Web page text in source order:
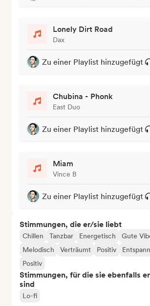
Lonely Dirt Road
Dax
Zu einer Playlist hinzugefügt
Chubina - Phonk
East Duo
Zu einer Playlist hinzugefügt
Miam
Vince B
Zu einer Playlist hinzugefügt
Stimmungen, die er/sie liebt
Chillen Tanzbar Energetisch Gute
Melodisch
Verträumt Positiv
Positiv
Stimmungen, für die sie ebenfalls
sind
Lo-fi